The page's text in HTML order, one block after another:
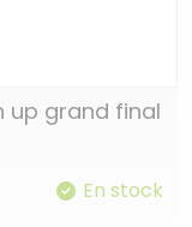
up grand final
En stock